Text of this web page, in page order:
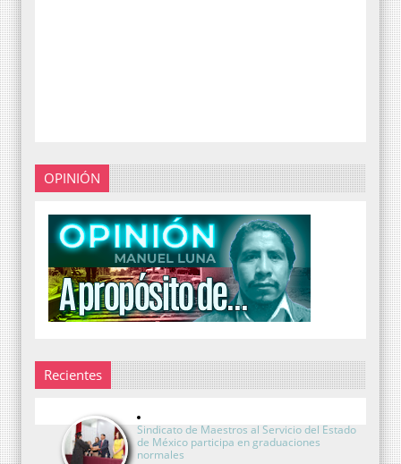
OPINIÓN
Recientes
Sindicato de Maestros al Servicio del Estado
de México participa en graduaciones
normales